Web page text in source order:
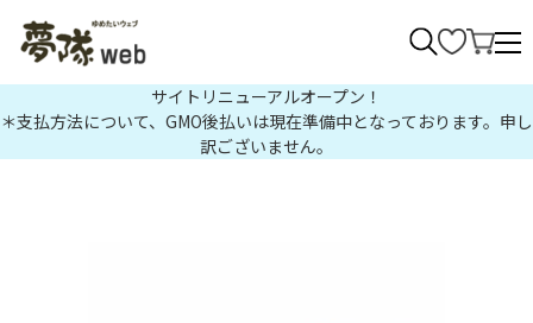
サイトリニューアルオープン！
＊支払方法について、GMO後払いは現在準備中となっております。申し
訳ございません。